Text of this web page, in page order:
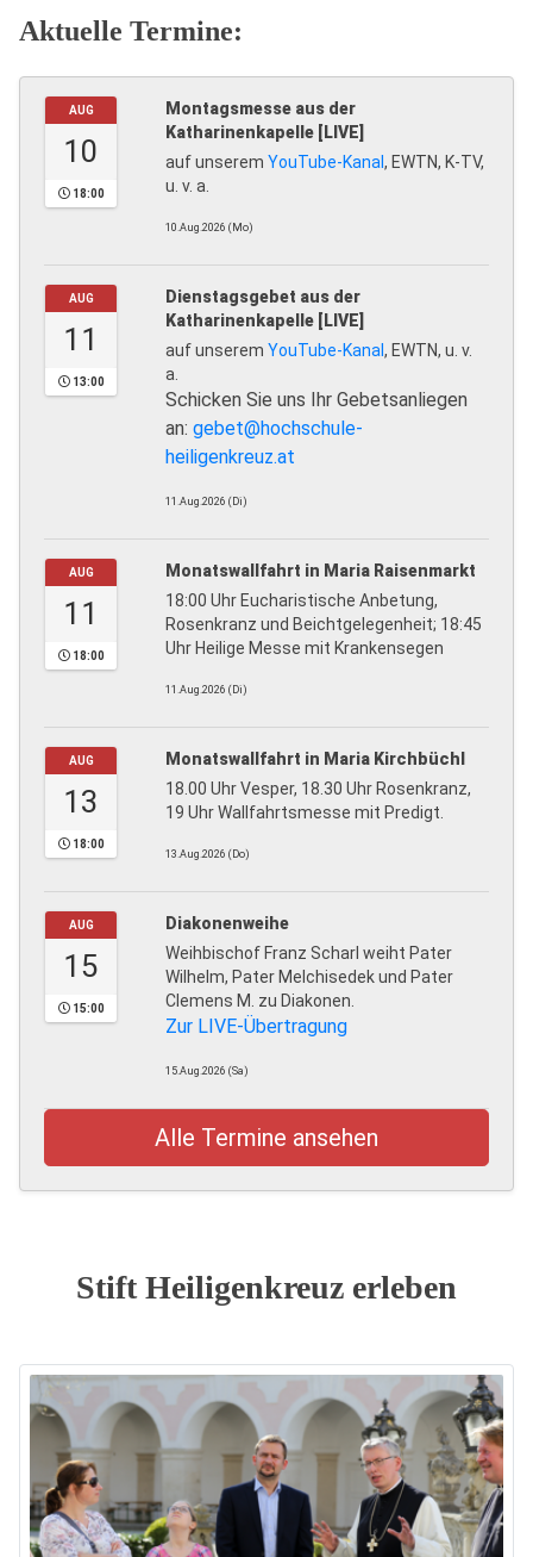
Aktuelle Termine:
AUG
10
18:00
Montagsmesse aus der
Katharinenkapelle [LIVE]
auf unserem YouTube-Kanal, EWTN, K-TV,
u. v. a.
10.Aug.2026 (Mo)
AUG
11
13:00
Dienstagsgebet aus der
Katharinenkapelle [LIVE]
auf unserem YouTube-Kanal, EWTN, u. v.
a.
Schicken Sie uns Ihr Gebetsanliegen
an: gebet@hochschule-
heiligenkreuz.at
11.Aug.2026 (Di)
AUG
11
18:00
Monatswallfahrt in Maria Raisenmarkt
18:00 Uhr Eucharistische Anbetung,
Rosenkranz und Beichtgelegenheit; 18:45
Uhr Heilige Messe mit Krankensegen
11.Aug.2026 (Di)
AUG
13
18:00
Monatswallfahrt in Maria Kirchbüchl
18.00 Uhr Vesper, 18.30 Uhr Rosenkranz,
19 Uhr Wallfahrtsmesse mit Predigt.
13.Aug.2026 (Do)
AUG
15
15:00
Diakonenweihe
Weihbischof Franz Scharl weiht Pater
Wilhelm, Pater Melchisedek und Pater
Clemens M. zu Diakonen.
Zur LIVE-Übertragung
15.Aug.2026 (Sa)
Alle Termine ansehen
Stift Heiligenkreuz erleben